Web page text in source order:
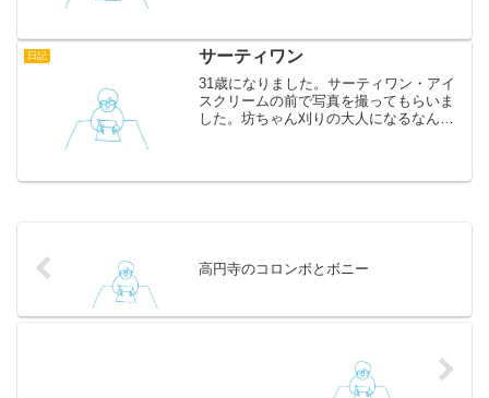
日記 サーティワン
31歳になりました。サーティワン・アイ
スクリームの前で写真を撮ってもらいま
した。坊ちゃん刈りの大人になるなんて
高円寺のコロンボとボニー